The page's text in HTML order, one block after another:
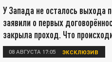
У Запада не осталось выхода
заявили о первых
закрыла проход. Что
08 АВГУСТА 17:05 ЭКСКЛЮЗИВ